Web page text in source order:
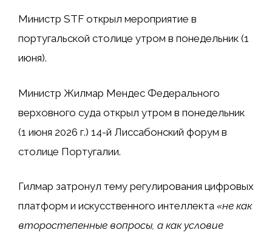
Министр STF открыл мероприятие в
португальской столице утром в понедельник (1
июня).
Министр Жилмар Мендес Федерального
верховного суда открыл утром в понедельник
(1 июня 2026 г.) 14-й Лиссабонский форум в
столице Португалии.
Гилмар затронул тему регулирования цифровых
платформ и искусственного интеллекта «не как
второстепенные вопросы, а как условие